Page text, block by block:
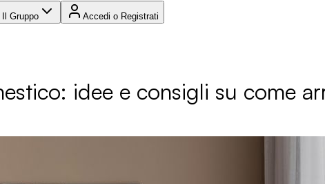
Il Gruppo Accedi o Registrati
idee e consigli su come